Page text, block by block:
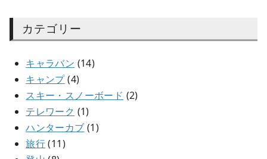
カテゴリー
キャラバン (14)
キャンプ(4)
スキー・スノーボード (2)
テレワーク (1)
ハンターカブ (1)
旅行(11)